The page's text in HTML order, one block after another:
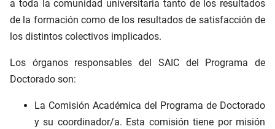
a toda la comunidad universitaria tanto de los resultados
de la formación como de los resultados de satisfacción de
los distintos colectivos implicados.
Los órganos responsables del SAIC del Programa de
Doctorado son:
La Comisión Académica del Programa de Doctorado
y su coordinador/a. Esta comisión tiene por misión